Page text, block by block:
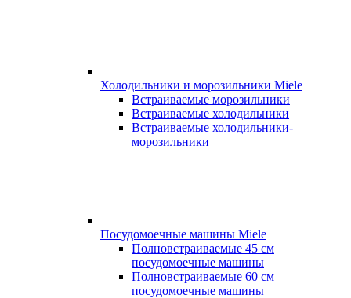
Холодильники и морозильники Miele
Встраиваемые морозильники
Встраиваемые холодильники
Встраиваемые холодильники-
морозильники
Посудомоечные машины Miele
Полновстраиваемые 45 см
посудомоечные машины
Полновстраиваемые 60 см
посудомоечные машины